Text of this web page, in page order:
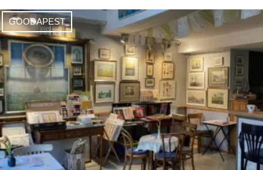
GOODAPEST